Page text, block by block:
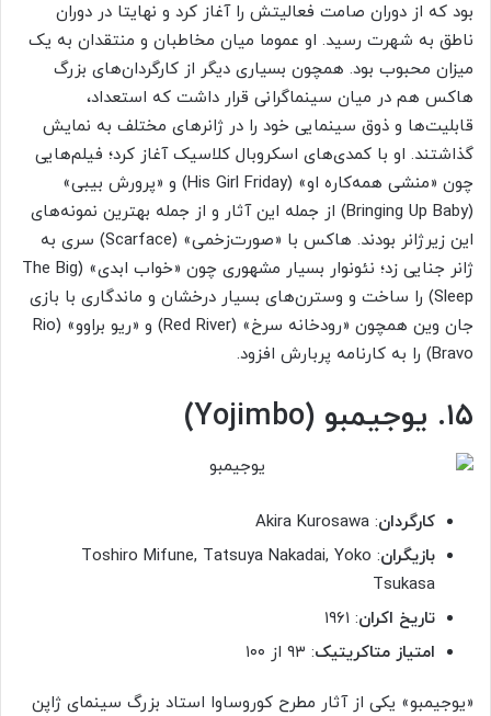
بود که از دوران صامت فعالیتش را آغاز کرد و نهایتا در دوران
ناطق به شهرت رسید. او عموما میان مخاطبان و منتقدان به یک
میزان محبوب بود. همچون بسیاری دیگر از کارگردان‌های بزرگ
هاکس هم در میان سینماگرانی قرار داشت که استعداد،
قابلیت‌ها و ذوق سینمایی خود را در ژانرهای مختلف به نمایش
گذاشتند. او با کمدی‌های اسکروبال کلاسیک آغاز کرد؛ فیلم‌هایی
چون «منشی همه‌کاره او» (His Girl Friday) و «پرورش بیبی»
(Bringing Up Baby) از جمله این آثار و از جمله بهترین نمونه‌های
این زیرژانر بودند. هاکس با «صورت‌زخمی» (Scarface) سری به
ژانر جنایی زد؛ نئونوار بسیار مشهوری چون «خواب ابدی» (The Big
Sleep) را ساخت و وسترن‌های بسیار درخشان و ماندگاری با بازی
جان وین همچون «رودخانه سرخ» (Red River) و «ریو براوو» (Rio
Bravo) را به کارنامه پربارش افزود.
۱۵. یوجیمبو (Yojimbo)
کارگردان:‌ Akira Kurosawa
بازیگران : Toshiro Mifune, Tatsuya Nakadai, Yoko
Tsukasa
تاریخ اکران: ۱۹۶۱
امتیاز متاکریتیک: ۹۳ از ۱۰۰
«یوجیمبو» یکی از آثار مطرح کوروساوا استاد بزرگ سینمای ژاپن